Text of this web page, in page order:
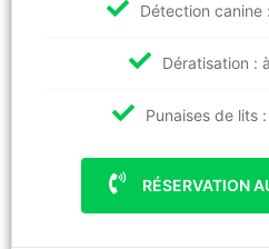
Détection
Dératisation :
Punaises de lits
RÉSERVATION